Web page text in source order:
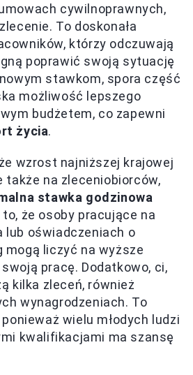
cywilnoprawnych,
To doskonała
którzy odczuwają
poprawić swoją sytuację
stawkom, spora część
możliwość lepszego
budżetem, co zapewni
życia.
wzrost najniższej krajowej
także na zleceniobiorców,
stawka godzinowa
to, że osoby pracujące na
lub oświadczeniach o
mogą liczyć na wyższe
pracę. Dodatkowo, ci,
kilka zleceń, również
wynagrodzeniach. To
wielu młodych ludzi
kwalifikacjami ma szansę